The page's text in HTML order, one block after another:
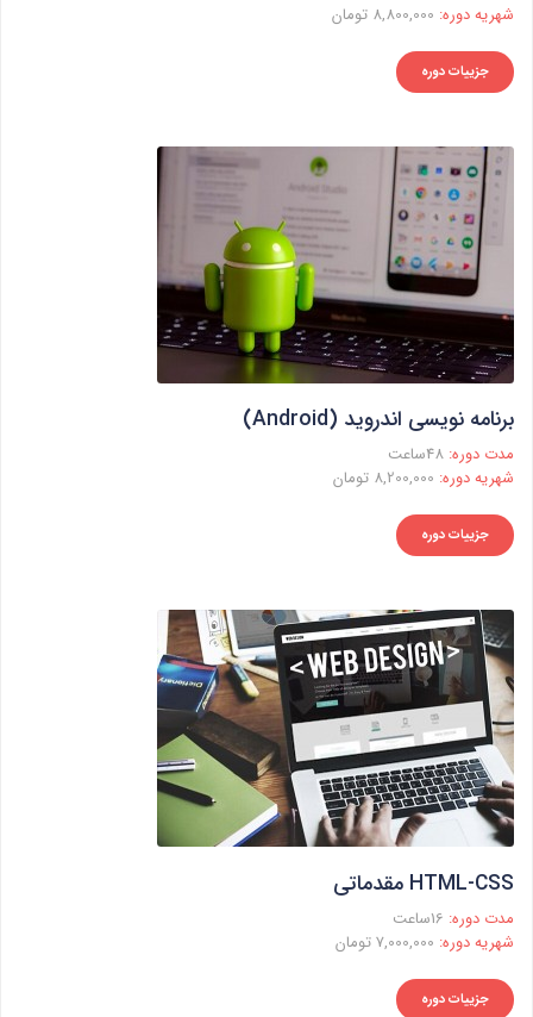
شهریه دوره:
جزییات دوره
برنامه نویسی اندروید (Android)
مدت دوره:
شهریه دوره:
جزییات دوره
HTML-CSS مقدماتی
مدت دوره:
شهریه دوره:
جزییات دوره